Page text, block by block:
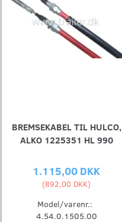
BREMSEKABEL TIL HULCO,
ALKO 1225351 HL 990
1.115,00 DKK
(892,00 DKK)
Model/varenr.:
4.54.0.1505.00